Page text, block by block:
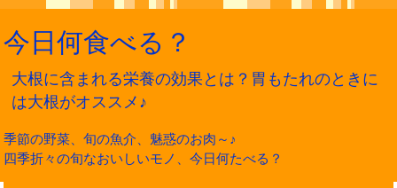
今日何食べる？
大根に含まれる栄養の効果とは？胃もたれのときに
は大根がオススメ♪
季節の野菜、旬の魚介、魅惑のお肉～♪
四季折々の旬なおいしいモノ、今日何たべる？